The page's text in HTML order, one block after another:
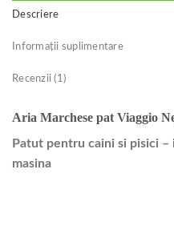
Descriere
Informații suplimentare
Recenzii (1)
Aria Marchese pat Viaggio
Patut pentru caini si pisici
masina